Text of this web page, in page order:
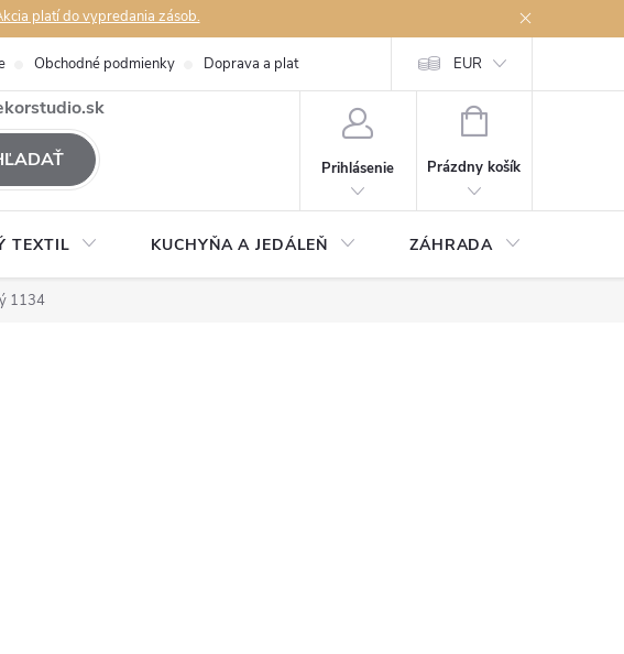
platí do vypredania zásob.
Obchodné podmienky Doprava a platby Podmienky ochrany osobných údajov
EUR
Prihlásenie
NÁKUPNÝ
Prázdny košík
TEXTIL KUCHYŇA A JEDÁLEŇ ZÁHRADA
1134